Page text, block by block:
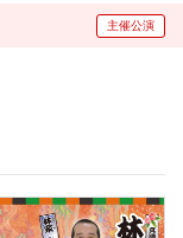
主催公演